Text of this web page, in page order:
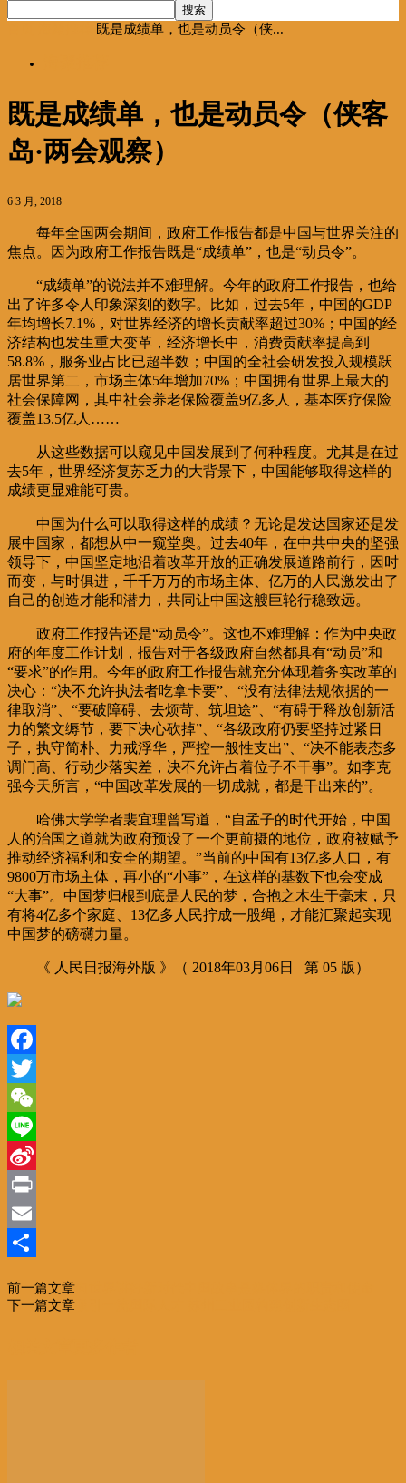
既是成绩单，也是动员令（侠...
既是成绩单，也是动员令（侠客
岛·两会观察）
6 3 月, 2018
每年全国两会期间，政府工作报告都是中国与世界关注的
焦点。因为政府工作报告既是“成绩单”，也是“动员令”。
“成绩单”的说法并不难理解。今年的政府工作报告，也给
出了许多令人印象深刻的数字。比如，过去5年，中国的GDP
年均增长7.1%，对世界经济的增长贡献率超过30%；中国的经
济结构也发生重大变革，经济增长中，消费贡献率提高到
58.8%，服务业占比已超半数；中国的全社会研发投入规模跃
居世界第二，市场主体5年增加70%；中国拥有世界上最大的
社会保障网，其中社会养老保险覆盖9亿多人，基本医疗保险
覆盖13.5亿人……
从这些数据可以窥见中国发展到了何种程度。尤其是在过
去5年，世界经济复苏乏力的大背景下，中国能够取得这样的
成绩更显难能可贵。
中国为什么可以取得这样的成绩？无论是发达国家还是发
展中国家，都想从中一窥堂奥。过去40年，在中共中央的坚强
领导下，中国坚定地沿着改革开放的正确发展道路前行，因时
而变，与时俱进，千千万万的市场主体、亿万的人民激发出了
自己的创造才能和潜力，共同让中国这艘巨轮行稳致远。
政府工作报告还是“动员令”。这也不难理解：作为中央政
府的年度工作计划，报告对于各级政府自然都具有“动员”和
“要求”的作用。今年的政府工作报告就充分体现着务实改革的
决心：“决不允许执法者吃拿卡要”、“没有法律法规依据的一
律取消”、“要破障碍、去烦苛、筑坦途”、“有碍于释放创新活
力的繁文缛节，要下决心砍掉”、“各级政府仍要坚持过紧日
子，执守简朴、力戒浮华，严控一般性支出”、“决不能表态多
调门高、行动少落实差，决不允许占着位子不干事”。如李克
强今天所言，“中国改革发展的一切成就，都是干出来的”。
哈佛大学学者裴宜理曾写道，“自孟子的时代开始，中国
人的治国之道就为政府预设了一个更前摄的地位，政府被赋予
推动经济福利和安全的期望。”当前的中国有13亿多人口，有
9800万市场主体，再小的“小事”，在这样的基数下也会变成
“大事”。中国梦归根到底是人民的梦，合抱之木生于毫末，只
有将4亿多个家庭、13亿多人民拧成一股绳，才能汇聚起实现
中国梦的磅礴力量。
《 人民日报海外版 》（ 2018年03月06日 第 05 版）
Facebook
Twitter
WeChat
Line
Sina
Weibo
Print
Email
享
前一篇文章
下一篇文章